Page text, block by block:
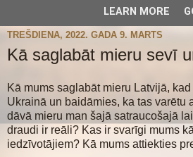
TREŠDIENA, 2022. GADA 9. MARTS
Kā saglabāt mieru sevī
Kā mums saglabāt mieru Latvijā,
Ukrainā un baidāmies, ka tas varētu
dāvā mieru man šajā satraucošajā
draudi ir reāli? Kas ir svarīgi mums
iedzīvotājiem? Kā mums attiekties
LEARN MORE